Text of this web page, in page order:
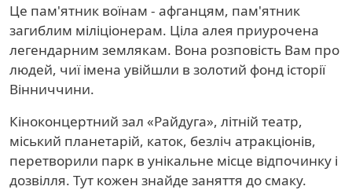
Це пам'ятник воїнам - афганцям, пам'ятник
загиблим міліціонерам. Ціла алея приурочена
легендарним землякам. Вона розповість Вам про
людей, чиї імена увійшли в золотий фонд історії
Вінниччини.
Кіноконцертний зал «Райдуга», літній театр,
міський планетарій, каток, безліч атракціонів,
перетворили парк в унікальне місце відпочинку і
дозвілля. Тут кожен знайде заняття до смаку.